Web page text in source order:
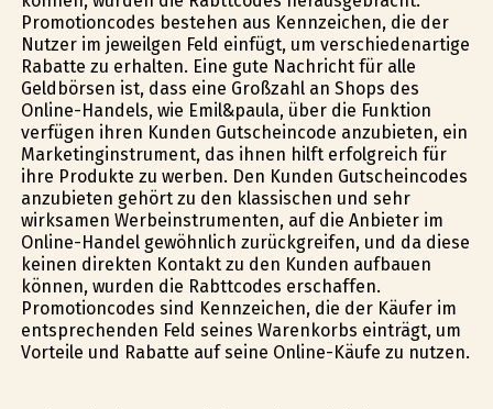
Promotioncodes bestehen aus Kennzeichen, die der
Nutzer im jeweilgen Feld einfügt, um verschiedenartige
Rabatte zu erhalten. Eine gute Nachricht für alle
Geldbörsen ist, dass eine Großzahl an Shops des
Online-Handels, wie Emil&paula, über die Funktion
verfügen ihren Kunden Gutscheincode anzubieten, ein
Marketinginstrument, das ihnen hilft erfolgreich für
ihre Produkte zu werben. Den Kunden Gutscheincodes
anzubieten gehört zu den klassischen und sehr
wirksamen Werbeinstrumenten, auf die Anbieter im
Online-Handel gewöhnlich zurückgreifen, und da diese
keinen direkten Kontakt zu den Kunden aufbauen
können, wurden die Rabttcodes erschaffen.
Promotioncodes sind Kennzeichen, die der Käufer im
entsprechenden Feld seines Warenkorbs einträgt, um
Vorteile und Rabatte auf seine Online-Käufe zu nutzen.